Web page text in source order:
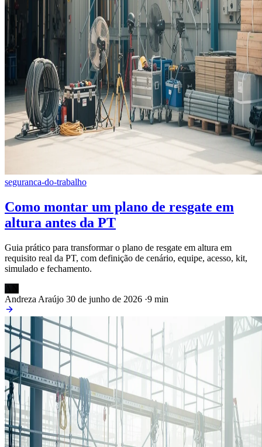
seguranca-do-trabalho
Como montar um plano de resgate em
altura antes da PT
Guia prático para transformar o plano de resgate em altura em
requisito real da PT, com definição de cenário, equipe, acesso, kit,
simulado e fechamento.
Andreza Araújo 30 de junho de 2026 ·9 min